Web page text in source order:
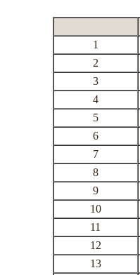
1
2
3
4
5
6
7
8
9
10
11
12
13